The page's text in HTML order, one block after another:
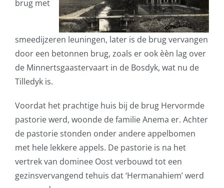
brug met
smeedijzeren leuningen, later is de brug vervangen
door een betonnen brug, zoals er ook èèn lag over
de Minnertsgaastervaart in de Bosdyk, wat nu de
Tilledyk is.
Voordat het prachtige huis bij de brug Hervormde
pastorie werd, woonde de familie Anema er. Achter
de pastorie stonden onder andere appelbomen
met hele lekkere appels. De pastorie is na het
vertrek van dominee Oost verbouwd tot een
gezinsvervangend tehuis dat ‘Hermanahiem’ werd